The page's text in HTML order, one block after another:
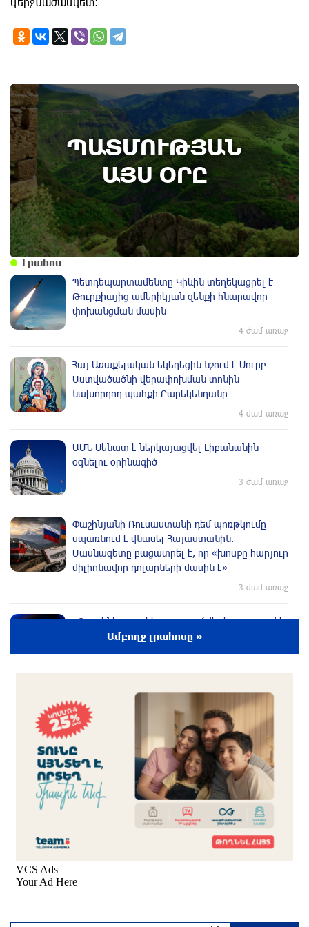
ՊԱՏՄՈՒԹՅԱՆ
ԱՅՍ ՕՐԸ
9th of August
Անտառային հրդեհներից պաշտպանության
օր. պատմության այս օրը (9 օգոստոս)
Լրահոս
Պետդեպարտամենտը Կիևին տեղեկացրել է
Թուրքիայից ամերիկյան զենքի հնարավոր
փոխանցման մասին
4 ժամ առաջ
Հայ Առաքելական եկեղեցին նշում է Սուրբ
Աստվածածնի վերափոխման տոնին
նախորդող պահքի Բարեկենդանը
4 ժամ առաջ
ԱՄՆ Սենատ է ներկայացվել Լիբանանին
օգնելու օրինագիծ
3 ժամ առաջ
Փաշինյանի Ռուսաստանի դեմ պոռթկումը
սպառնում է վնասել Հայաստանին.
Մասնագետը բացատրել է, որ «խոսքը հարյուր
միլիոնավոր դոլարների մասին է»
3 ժամ առաջ
«Բայդենի քաղցկեղը տարածվել է, շատ ցավ է
պատճառում», հայտնել է որդին
3 ժամ առաջ
Ո՞վ կհաղթի UFC 331-ում. Արման Ծառուկյանի
ու Մաուրիսիո Ռուֆիի մենամարտի
գործակիցները հայտնի են
3 ժամ առաջ
Վթարային ջրանջատումներ. ո՞ր հասցեներում
ջուր չի լինի` օգոստոսի 9-ին
3 ժամ առաջ
Ամբողջ լրահոսը »